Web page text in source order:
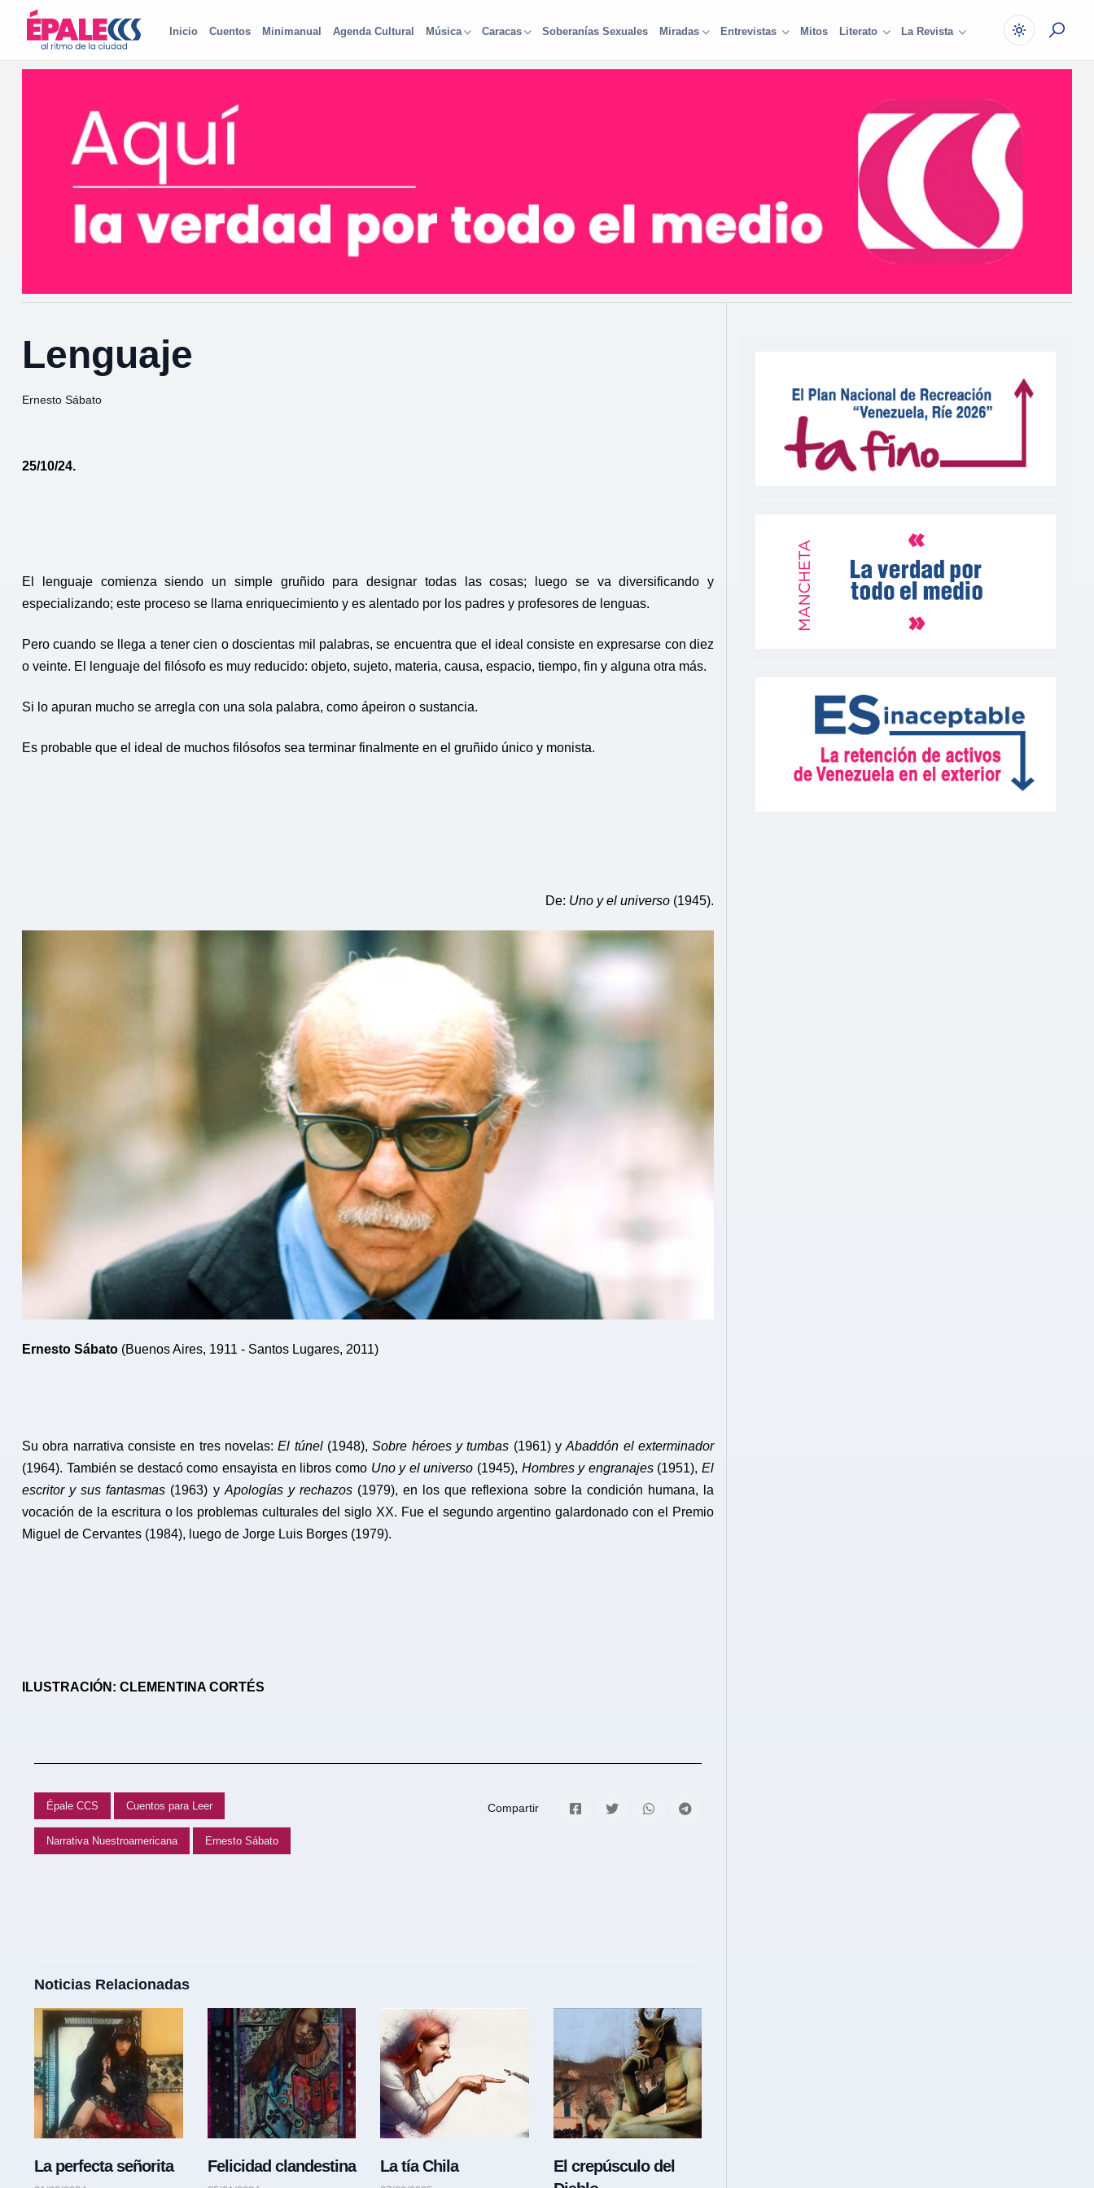
Inicio Cuentos Minimanual Agenda Cultural Música Caracas Soberanías Sexuales Miradas Entrevistas Mitos Literato La Revista
Lenguaje
Ernesto Sábato
25/10/24.
El lenguaje comienza siendo un simple gruñido para designar todas las cosas; luego se va diversificando y
especializando; este proceso se llama enriquecimiento y es alentado por los padres y profesores de lenguas.
Pero cuando se llega a tener cien o doscientas mil palabras, se encuentra que el ideal consiste en expresarse con diez
o veinte. El lenguaje del filósofo es muy reducido: objeto, sujeto, materia, causa, espacio, tiempo, fin y alguna otra más.
Si lo apuran mucho se arregla con una sola palabra, como ápeiron o sustancia.
Es probable que el ideal de muchos filósofos sea terminar finalmente en el gruñido único y monista.
De: Uno y el universo (1945).
Ernesto Sábato (Buenos Aires, 1911 - Santos Lugares, 2011)
Su obra narrativa consiste en tres novelas:El túnel(1948),Sobre héroes y tumbas (1961) yAbaddón el exterminador
(1964). También se destacó como ensayista en libros como Uno y el universo (1945), Hombres y engranajes (1951),El
escritor y sus fantasmas (1963) y Apologías y rechazos(1979), en los que reflexiona sobre la condición humana, la
vocación de la escritura o los problemas culturales del siglo XX. Fue el segundo argentino galardonado con el Premio
Miguel de Cervantes (1984), luego de Jorge Luis Borges (1979).
ILUSTRACIÓN: CLEMENTINA CORTÉS
Épale CCS Cuentos para Leer
Narrativa Nuestroamericana Ernesto Sábato
Compartir
Noticias Relacionadas
La perfecta señorita Felicidad clandestina La tía Chila
El crepúsculo del